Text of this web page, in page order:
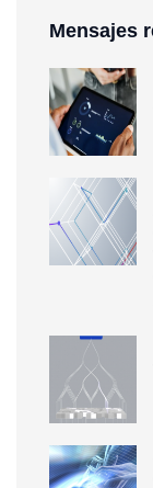
Mensajes